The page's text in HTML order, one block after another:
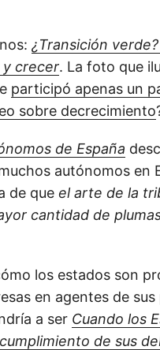
¿Transición
y crecer. La foto que
participó apenas un
sobre decrecimiento
de España
autónomos en
de que el arte de la
cantidad de
los estados son
en agentes de
a ser Cuando los
de sus